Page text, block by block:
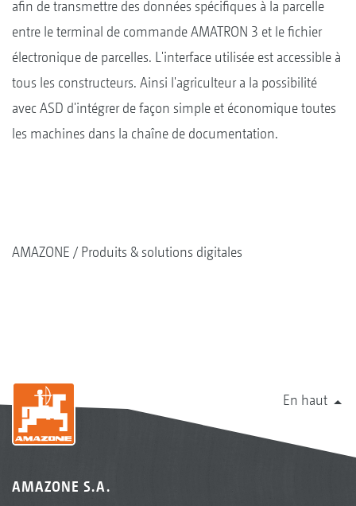
afin de transmettre des données spécifiques à la parcelle
entre le terminal de commande AMATRON 3 et le fichier
électronique de parcelles. L'interface utilisée est accessible à
tous les constructeurs. Ainsi l'agriculteur a la possibilité
avec ASD d'intégrer de façon simple et économique toutes
les machines dans la chaîne de documentation.
AMAZONE Produits & solutions digitales
En haut
AMAZONE S.A.